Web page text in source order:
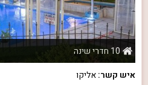
10 חדרי שינה
איש קשר:אליקו